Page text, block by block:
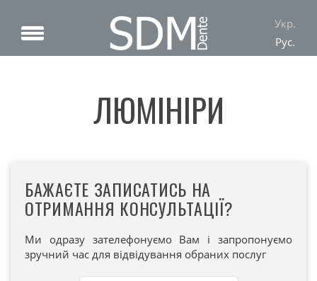
Укр.
Рус.
ЛЮМІНІРИ
БАЖАЄТЕ ЗАПИСАТИСЬ НА
ОТРИМАННЯ КОНСУЛЬТАЦІЇ?
Ми одразу зателефонуємо Вам і запропонуємо
зручний час для відвідування обраних послуг